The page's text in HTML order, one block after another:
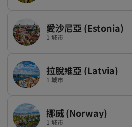
愛沙尼亞 (Estonia)
1 城市
拉脫維亞 (Latvia)
1 城市
挪威 (Norway)
1 城市